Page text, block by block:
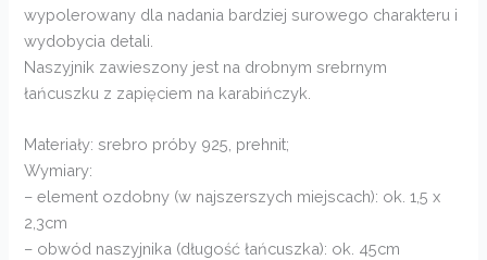
wypolerowany dla nadania bardziej surowego charakteru i
wydobycia detali.
Naszyjnik zawieszony jest na drobnym srebrnym
łańcuszku z zapięciem na karabińczyk.
Materiały: srebro próby 925, prehnit;
Wymiary:
– element ozdobny (w najszerszych miejscach): ok. 1,5 x
2,3cm
– obwód naszyjnika (długość łańcuszka): ok. 45cm